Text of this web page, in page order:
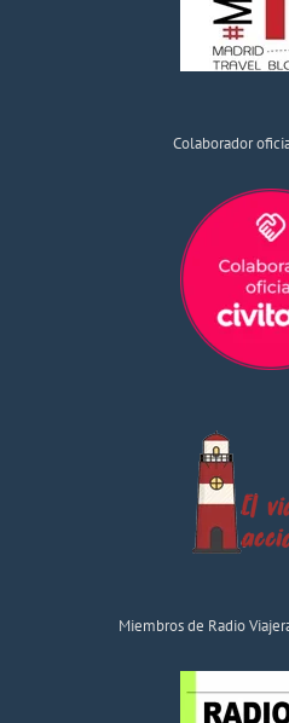
Colaborador
Miembros de Radio